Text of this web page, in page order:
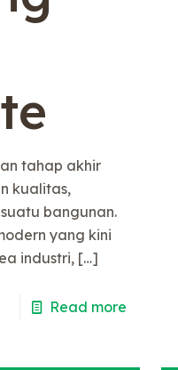
tahap akhir
kualitas,
bangunan.
yang kini
industri,[…]
Read more